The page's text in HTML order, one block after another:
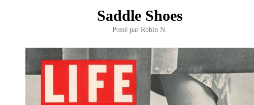
Saddle Shoes
Posté par Robin N.